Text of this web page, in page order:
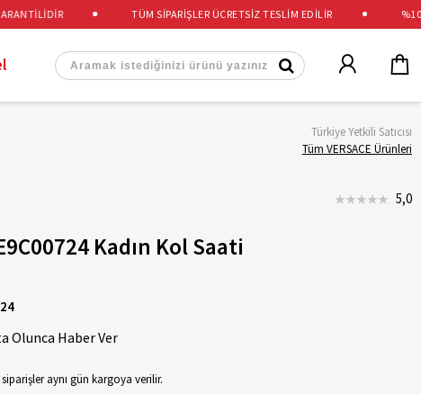
TÜM SİPARİŞLER ÜCRETSİZ TESLİM EDİLİR %100
Türkiye Yetkili Satıcısı
Tüm VERSACE Ürünleri
5,0
Kadın Kol Saati
Olunca Haber Ver
aynı gün kargoya verilir.